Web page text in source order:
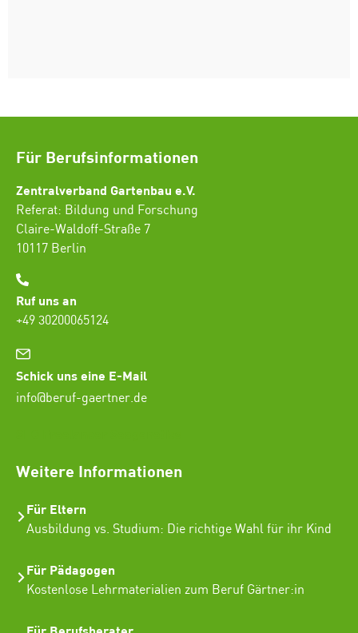
Für Berufsinformationen
Zentralverband Gartenbau e.V.
Referat: Bildung und Forschung
Claire-Waldoff-Straße 7
10117 Berlin
Ruf uns an
+49 30200065124
Schick uns eine E-Mail
info@beruf-gaertner.de
Weitere Informationen
Für Eltern
Ausbildung vs. Studium: Die richtige Wahl für ihr Kind
Für Pädagogen
Kostenlose Lehrmaterialien zum Beruf Gärtner:in